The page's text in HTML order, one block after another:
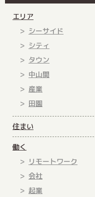
エリア
シーサイド
シティ
タウン
中山間
産業
田園
住まい
働く
リモートワーク
会社
起業